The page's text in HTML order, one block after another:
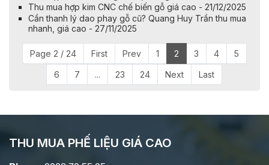
Thu mua hợp kim CNC chế biến gỗ giá cao - 21/12/2025
Cần thanh lý dao phay gỗ cũ? Quang Huy Trần thu mua
nhanh, giá cao - 27/11/2025
Page 2 / 24 First Prev 1 2 3 4 5
6 7 ... 23 24 Next Last
THU MUA PHẾ LIỆU GIÁ CAO